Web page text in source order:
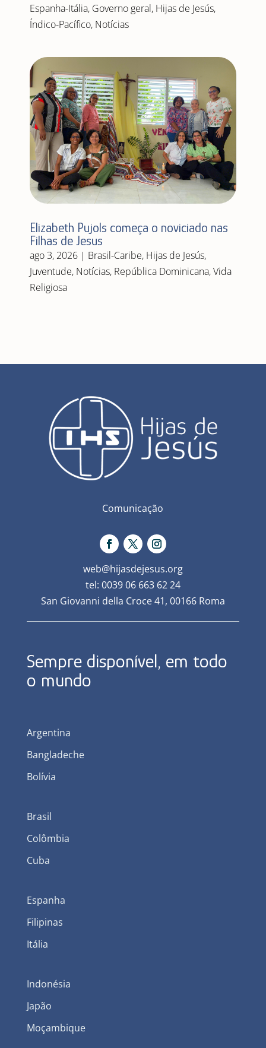
Espanha-Itália, Governo geral, Hijas de Jesús,
Índico-Pacífico, Notícias
Elizabeth Pujols começa o noviciado nas
Filhas de Jesus
ago 3, 2026| Brasil-Caribe, Hijas de Jesús,
Juventude, Notícias, República Dominicana,Vida
Religiosa
Comunicação
web@hijasdejesus.org
tel: 0039 06 663 62 24
San Giovanni della Croce 41, 00166 Roma
Sempre disponível, em todo
o mundo
Argentina
Bangladeche
Bolívia
Brasil
Colômbia
Cuba
Espanha
Filipinas
Itália
Indonésia
Japão
Moçambique